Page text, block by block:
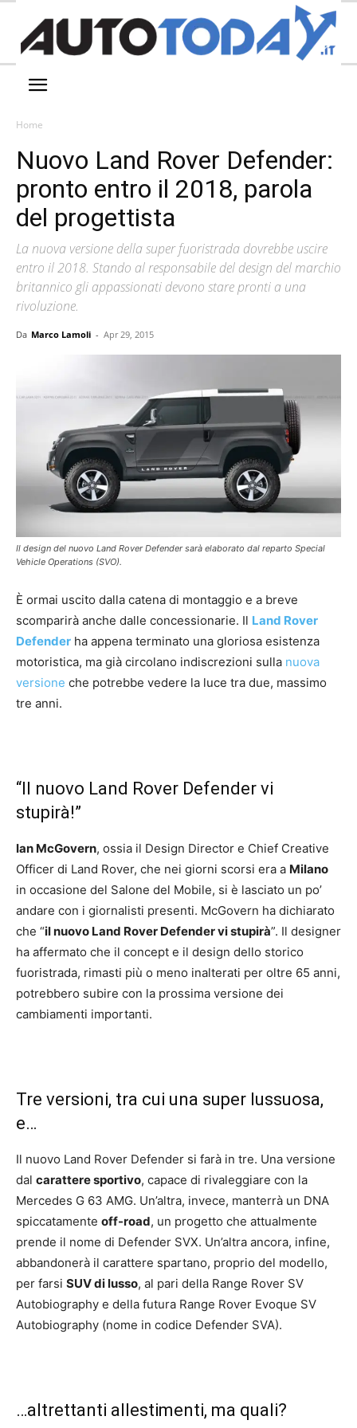
Home
Nuovo Land Rover Defender:
pronto entro il 2018, parola
del progettista
La nuova versione della super fuoristrada dovrebbe uscire
entro il 2018. Stando al responsabile del design del marchio
britannico gli appassionati devono stare pronti a una
rivoluzione.
Da Marco Lamoli - Apr 29, 2015
Il design del nuovo Land Rover Defender sarà elaborato dal reparto Special
Vehicle Operations (SVO).
È ormai uscito dalla catena di montaggio e a breve
scomparirà anche dalle concessionarie. Il Land Rover
Defender ha appena terminato una gloriosa esistenza
motoristica, ma già circolano indiscrezioni sulla nuova
versione che potrebbe vedere la luce tra due, massimo
tre anni.
“Il nuovo Land Rover Defender vi
stupirà!”
Ian McGovern, ossia il Design Director e Chief Creative
Officer di Land Rover, che nei giorni scorsi era a Milano
in occasione del Salone del Mobile, si è lasciato un po’
andare con i giornalisti presenti. McGovern ha dichiarato
che “il nuovo Land Rover Defender vi stupirà”. Il designer
ha affermato che il concept e il design dello storico
fuoristrada, rimasti più o meno inalterati per oltre 65 anni,
potrebbero subire con la prossima versione dei
cambiamenti importanti.
Tre versioni, tra cui una super lussuosa,
e…
Il nuovo Land Rover Defender si farà in tre. Una versione
dal carattere sportivo, capace di rivaleggiare con la
Mercedes G 63 AMG. Un’altra, invece, manterrà un DNA
spiccatamente off-road, un progetto che attualmente
prende il nome di Defender SVX. Un’altra ancora, infine,
abbandonerà il carattere spartano, proprio del modello,
per farsi SUV di lusso, al pari della Range Rover SV
Autobiography e della futura Range Rover Evoque SV
Autobiography (nome in codice Defender SVA).
…altrettanti allestimenti, ma quali?